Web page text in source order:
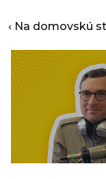
‹ Na domovskú